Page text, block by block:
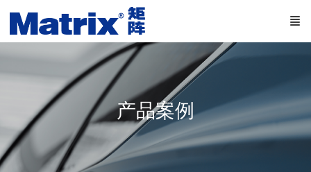
产品案例